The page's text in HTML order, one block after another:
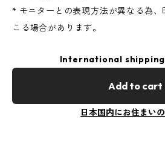
* モニターとの表現方法が異なる為
こる場合があります。
International
Add to cart
日本国内にお住まい